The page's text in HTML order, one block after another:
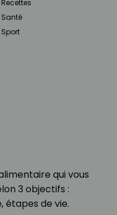
qui vous
3 objectifs :
étapes de vie.
Recettes
Santé
Sport